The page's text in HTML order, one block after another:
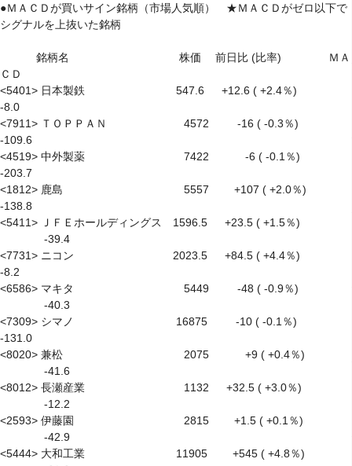
●ＭＡＣＤが買いサイン銘柄（市場人気順）　★ＭＡＣＤがゼロ以下で
シグナルを上抜いた銘柄
銘柄名　　　　　　　　　　株価　 前日比 (比率)　　　　 ＭＡ
ＣＤ
<5401> 日本製鉄　　　　　　　　 547.6 　 +12.6 ( +2.4％)
-8.0
<7911> ＴＯＰＰＡＮ　　　　　　　4572 　　 -16 ( -0.3％)
-109.6
<4519> 中外製薬　　　　　　　　　7422　　　 -6 ( -0.1％)
-203.7
<1812> 鹿島　　　　　　　　　　　5557　　 +107 ( +2.0％)
-138.8
<5411> ＪＦＥホールディングス　1596.5 　 +23.5 ( +1.5％)
-39.4
<7731> ニコン　　　　　　　　　2023.5 　 +84.5 ( +4.4％)
-8.2
<6586> マキタ　　　　　　　　　　5449 　　 -48 ( -0.9％)
-40.3
<7309> シマノ　　　　　　　　　 16875 　　 -10 ( -0.1％)
-131.0
<8020> 兼松　　　　　　　　　　　2075　　　 +9 ( +0.4％)
-41.6
<8012> 長瀬産業　　　　　　　　　1132 　 +32.5 ( +3.0％)
-12.2
<2593> 伊藤園　　　　　　　　　　2815　　 +1.5 ( +0.1％)
-42.9
<5444> 大和工業　　　　　　　　 11905　　 +545 ( +4.8％)